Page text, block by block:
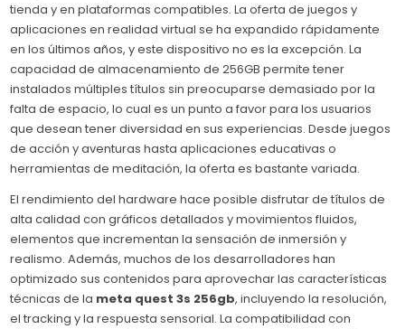
tienda y en plataformas compatibles. La oferta de juegos y
aplicaciones en realidad virtual se ha expandido rápidamente
en los últimos años, y este dispositivo no es la excepción. La
capacidad de almacenamiento de 256GB permite tener
instalados múltiples títulos sin preocuparse demasiado por la
falta de espacio, lo cual es un punto a favor para los usuarios
que desean tener diversidad en sus experiencias. Desde juegos
de acción y aventuras hasta aplicaciones educativas o
herramientas de meditación, la oferta es bastante variada.
El rendimiento del hardware hace posible disfrutar de títulos de
alta calidad con gráficos detallados y movimientos fluidos,
elementos que incrementan la sensación de inmersión y
realismo. Además, muchos de los desarrolladores han
optimizado sus contenidos para aprovechar las características
técnicas de la meta quest 3s 256gb, incluyendo la resolución,
el tracking y la respuesta sensorial. La compatibilidad con